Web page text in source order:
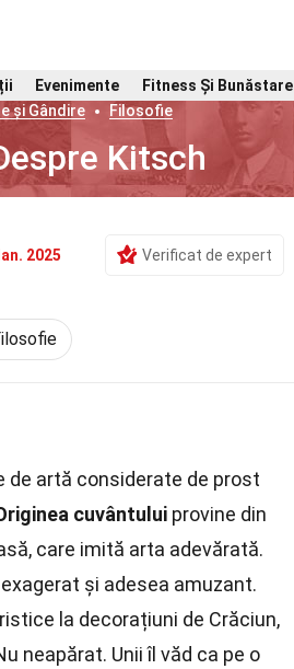
Evenimente Fitness Și Bunăstare
și Gândire Filosofie
Kitsch
2025 Verificat de expert
de artă considerate de prost
cuvântului provine din
care imită arta adevărată.
și adesea amuzant.
la decorațiuni de Crăciun,
neapărat. Unii îl văd ca pe o